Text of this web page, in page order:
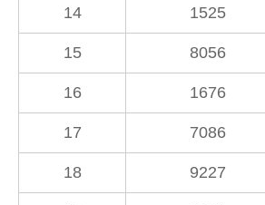
14 1525
15 8056
16 1676
17 7086
18 9227